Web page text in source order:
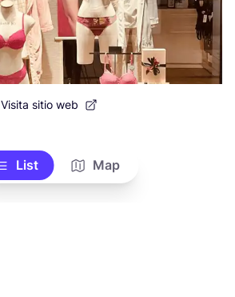
Visita sitio web
List Map